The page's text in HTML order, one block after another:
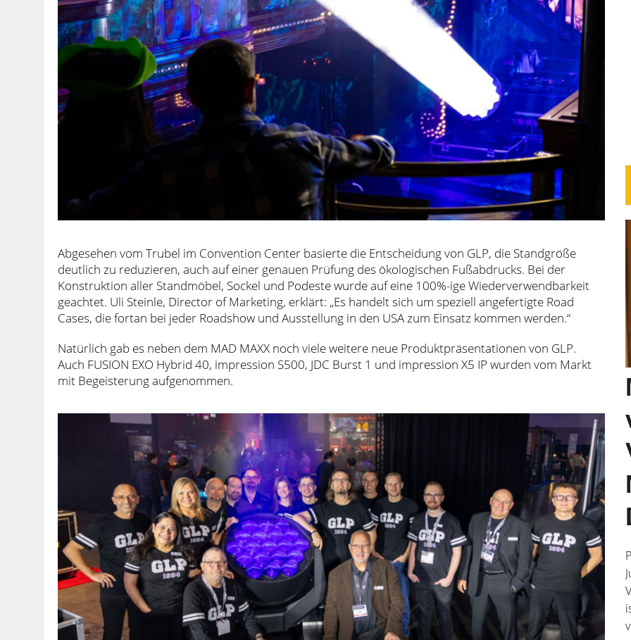
Abgesehen vom Trubel im Convention Center basierte die Entscheidung von GLP, die Standgröße
deutlich zu reduzieren, auch auf einer genauen Prüfung des ökologischen Fußabdrucks. Bei der
Konstruktion aller Standmöbel, Sockel und Podeste wurde auf eine 100%-ige Wiederverwendbarkeit
geachtet. Uli Steinle, Director of Marketing, erklärt: „Es handelt sich um speziell angefertigte Road
Cases, die fortan bei jeder Roadshow und Ausstellung in den USA zum Einsatz kommen werden.“
Natürlich gab es neben dem MAD MAXX noch viele weitere neue Produktpräsentationen von GLP.
Auch FUSION EXO Hybrid 40, impression S500, JDC Burst 1 und impression X5 IP wurden vom Markt
mit Begeisterung aufgenommen.